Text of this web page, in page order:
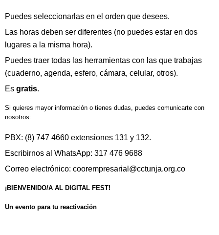
Puedes seleccionarlas en el orden que desees.
Las horas deben ser diferentes (no puedes estar en dos
lugares a la misma hora).
Puedes traer todas las herramientas con las que trabajas
(cuaderno, agenda, esfero, cámara, celular, otros).
Es gratis.
Si quieres mayor información o tienes dudas, puedes comunicarte con
nosotros:
PBX: (8) 747 4660 extensiones 131 y 132.
Escribirnos al WhatsApp: 317 476 9688
Correo electrónico: coorempresarial@cctunja.org.co
¡BIENVENIDO/A AL DIGITAL FEST!
Un evento para tu reactivación